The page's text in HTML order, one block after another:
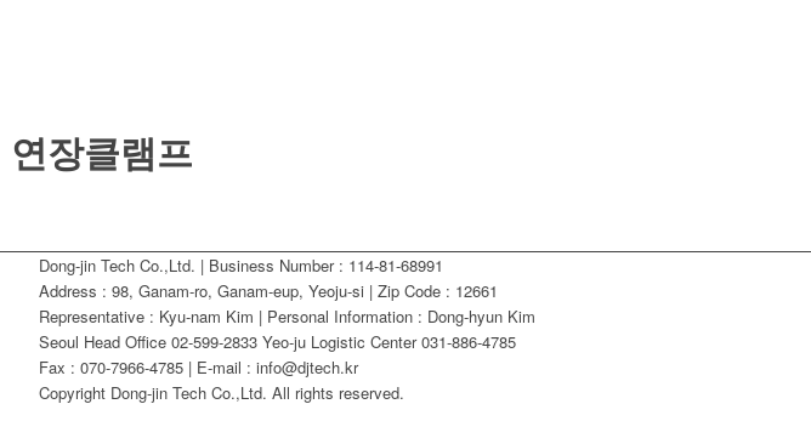
연장클램프
Dong-jin Tech Co.,Ltd. | Business Number : 114-81-68991
Address : 98, Ganam-ro, Ganam-eup, Yeoju-si | Zip Code : 12661
Representative : Kyu-nam Kim | Personal Information : Dong-hyun Kim
Seoul Head Office 02-599-2833 Yeo-ju Logistic Center 031-886-4785
Fax : 070-7966-4785 | E-mail : info@djtech.kr
Copyright Dong-jin Tech Co.,Ltd. All rights reserved.